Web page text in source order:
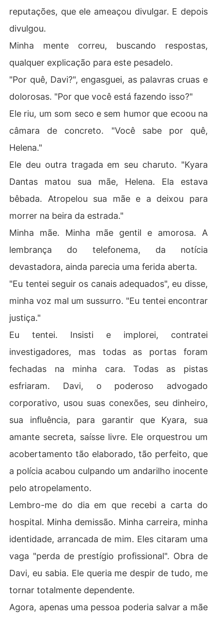
reputações, que ele ameaçou divulgar. E depois
divulgou.
Minha mente correu, buscando respostas,
qualquer explicação para este pesadelo.
"Por quê, Davi?", engasguei, as palavras cruas e
dolorosas. "Por que você está fazendo isso?"
Ele riu, um som seco e sem humor que ecoou na
câmara de concreto. "Você sabe por quê,
Helena."
Ele deu outra tragada em seu charuto. "Kyara
Dantas matou sua mãe, Helena. Ela estava
bêbada. Atropelou sua mãe e a deixou para
morrer na beira da estrada."
Minha mãe. Minha mãe gentil e amorosa. A
lembrança do telefonema, da notícia
devastadora, ainda parecia uma ferida aberta.
"Eu tentei seguir os canais adequados", eu disse,
minha voz mal um sussurro. "Eu tentei encontrar
justiça."
Eu tentei. Insisti e implorei, contratei
investigadores, mas todas as portas foram
fechadas na minha cara. Todas as pistas
esfriaram. Davi, o poderoso advogado
corporativo, usou suas conexões, seu dinheiro,
sua influência, para garantir que Kyara, sua
amante secreta, saísse livre. Ele orquestrou um
acobertamento tão elaborado, tão perfeito, que
a polícia acabou culpando um andarilho inocente
pelo atropelamento.
Lembro-me do dia em que recebi a carta do
hospital. Minha demissão. Minha carreira, minha
identidade, arrancada de mim. Eles citaram uma
vaga "perda de prestígio profissional". Obra de
Davi, eu sabia. Ele queria me despir de tudo, me
tornar totalmente dependente.
Agora, apenas uma pessoa poderia salvar a mãe